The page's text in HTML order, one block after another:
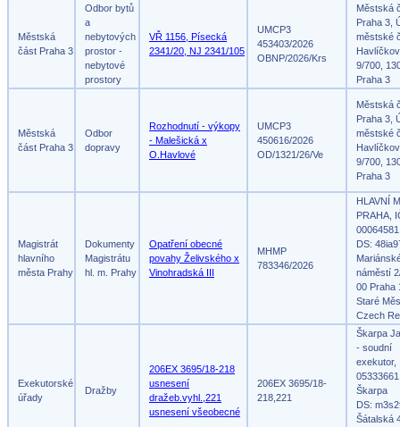
Městská
část Praha 3
Odbor bytů
a
nebytových
prostor -
nebytové
prostory
VŘ 1156, Písecká
2341/20, NJ 2341/105
UMCP3
453403/2026
OBNP/2026/Krs
Městská
Praha 3,
městské
9/700,
Praha 3
Městská
část Praha 3
Odbor
dopravy
Rozhodnutí - výkopy
- Malešická x
O.Havlové
UMCP3
450616/2026
OD/1321/26/Ve
Městská
Praha 3,
městské
9/700,
Praha 3
Magistrát
hlavního
města Prahy
Dokumenty
Magistrátu
hl. m. Prahy
Opatření obecné
povahy Želivského x
Vinohradská III
MHMP
783346/2026
HLAVNÍ
PRAHA,
00064581
DS:
náměstí
00 Praha
Staré
Czech
Exekutorské
úřady
Dražby
206EX 3695/18-218
usnesení
dražeb.vyhl.,221
usnesení všeobecné
206EX 3695/18-
218,221
Škarpa
- soudní
exekutor,
Škarpa
DS:
Šátalská